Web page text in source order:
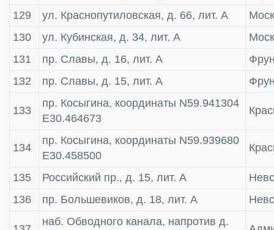
129
ул. Краснопутиловская, д. 66, лит. А
130
ул. Кубинская, д. 34, лит. А
131
пр. Славы, д. 16, лит. А
132
пр. Славы, д. 15, лит. А
133
пр. Косыгина, координаты N59.941304
E30.464673
134
пр. Косыгина, координаты N59.939680
E30.458500
135 Российский пр., д. 15, лит. А
136
пр. Большевиков, д. 18, лит. А
наб. Обводного канала, напротив д.